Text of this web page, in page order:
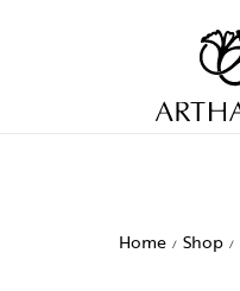
Home / Shop /